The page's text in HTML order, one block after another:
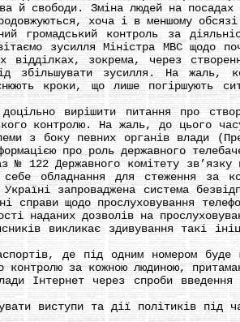
й свободи. Зміна людей на
хоча і в меншому
контроль за
зусилля Міністра МВС щодо
відділках, зокрема, через
збільшувати зусилля. На жаль,
кроки, що лише погіршують
вирішити питання про
контролю. На жаль, до цього
з боку певних органів влади
про роль державного
122 Державного комітету зв’язку
себе обладнання для стеження
запроваджена система
справи щодо прослуховування
наданих дозволів на
викликає здивування такі
де під одним номером буде
контролю за кожною людиною,
Інтернет через спроби введення
виступи та дії політиків під